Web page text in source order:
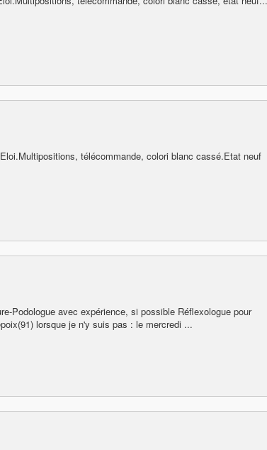
télécommande, colori blanc cassé.Etat neuf
Podologue avec expérience, si possible Réflexologue pour
lorsque je n'y suis pas : le mercredi ...